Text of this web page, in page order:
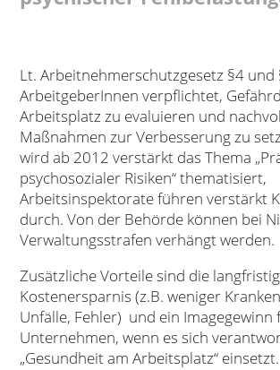
Lt. Arbeitnehmerschutzgesetz §4 und
ArbeitgeberInnen verpflichtet,
Arbeitsplatz zu evaluieren und
Maßnahmen zur Verbesserung zu
wird ab 2012 verstärkt das Thema
psychosozialer Risiken“ thematisiert,
Arbeitsinspektorate führen verstärkt
durch. Von der Behörde können bei
Verwaltungsstrafen verhängt werden.
Zusätzliche Vorteile sind die
Kostenersparnis (z.B. weniger
Unfälle, Fehler) und ein Imagegewinn
Unternehmen, wenn es sich
„Gesundheit am Arbeitsplatz“ einsetzt.